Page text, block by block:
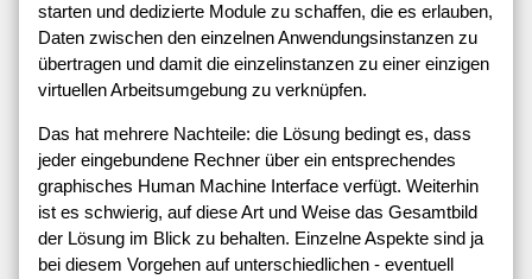
starten und dedizierte Module zu schaffen, die es erlauben,
Daten zwischen den einzelnen Anwendungsinstanzen zu
übertragen und damit die einzelinstanzen zu einer einzigen
virtuellen Arbeitsumgebung zu verknüpfen.
Das hat mehrere Nachteile: die Lösung bedingt es, dass
jeder eingebundene Rechner über ein entsprechendes
graphisches Human Machine Interface verfügt. Weiterhin
ist es schwierig, auf diese Art und Weise das Gesamtbild
der Lösung im Blick zu behalten. Einzelne Aspekte sind ja
bei diesem Vorgehen auf unterschiedlichen - eventuell